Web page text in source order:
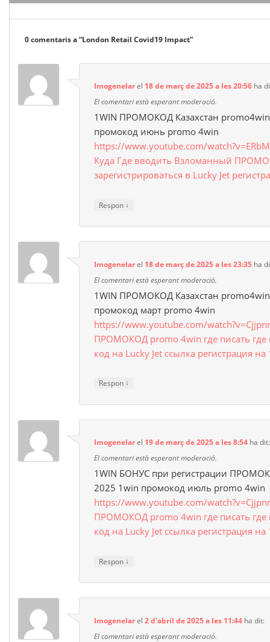
0 comentaris a “London Retail Covid19 Impact”
Imogenelarel 18 de març de 2025 a les 20:56 ha
El comentari està esperant moderació.
1WIN ПРОМОКОД Казахстан
промокод июнь promo 4win
https://www.youtube.com/
Куда Где вводить Взломанный
зарегистрироваться в Lucky Jet
Respon ↓
Imogenelarel 18 de març de 2025 a les 23:35 ha
El comentari està esperant moderació.
1WIN ПРОМОКОД Казахстан
промокод март promo 4win
https://www.youtube.com/
ПРОМОКОД promo 4win где писать
код на Lucky Jet ссылка регистрация на
Respon ↓
Imogenelarel 19 de març de 2025 a les 8:54 ha dit:
El comentari està esperant moderació.
1WIN БОНУС при регистрации
2025 1win промокод июль promo 4win
https://www.youtube.com/
ПРОМОКОД promo 4win где писать
код на Lucky Jet ссылка регистрация на
Respon ↓
Imogenelarel2 d'abril de 2025 a les 11:44 ha dit:
El comentari està esperant moderació.